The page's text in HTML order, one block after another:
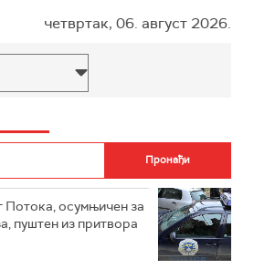
четвртак, 06. август 2026.
Потока, осумњичен за
пуштен из притвора